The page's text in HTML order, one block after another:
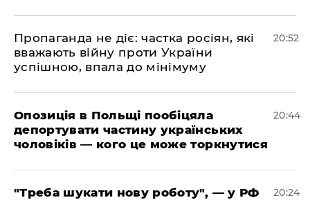
​Пропаганда не діє: частка росіян, які
вважають війну проти України
успішною, впала до мінімуму
20:52
​Опозиція в Польщі пообіцяла
депортувати частину українських
чоловіків — кого це може торкнутися
20:44
​"Треба шукати нову роботу", — у РФ
20:24